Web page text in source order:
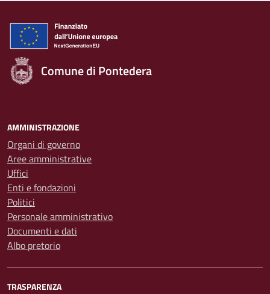
Comune di Pontedera
AMMINISTRAZIONE
Organi di governo
Aree amministrative
Uffici
Enti e fondazioni
Politici
Personale amministrativo
Documenti e dati
Albo pretorio
TRASPARENZA